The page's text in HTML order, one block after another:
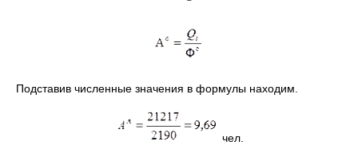
Подставив численные значения в формулы находим.
чел.